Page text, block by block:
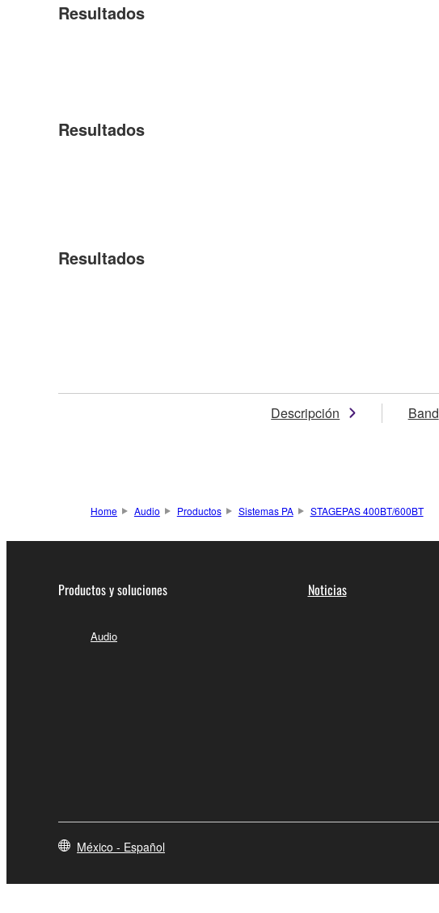
Resultados
Resultados
Resultados
Descripción Band
Home Audio Productos Sistemas PA STAGEPAS 400BT/600BT
Productos y soluciones
Audio
Noticias
México - Español